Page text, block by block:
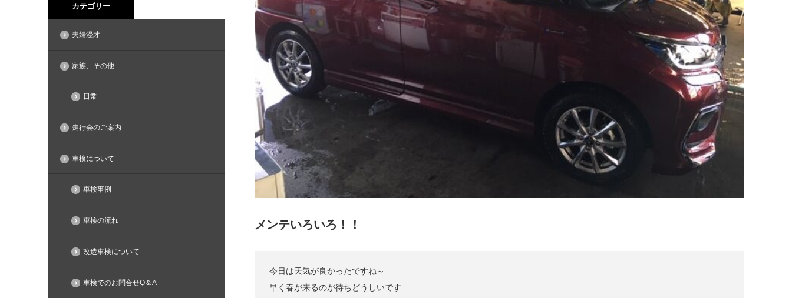
メンテいろいろ！！
今日は天気が良かったですね～
早く春が来るのが待ちどうしいです
カテゴリー
夫婦漫才
家族、その他
日常
走行会のご案内
車検について
車検事例
車検の流れ
改造車検について
車検でのお問合せQ＆A